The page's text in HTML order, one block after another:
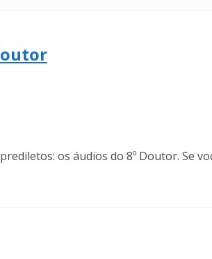
os áudios do 8º Doutor. Se